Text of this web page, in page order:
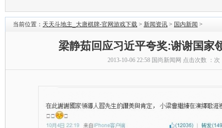
当前位置： 天天斗地主_大唐棋牌-官网游戏下载 > 新闻资讯 > 国内新闻 >
梁静茹回应习近平夸奖:谢谢国家
2013-10-06 22:58 国尚新闻网 点击次数 ： 次